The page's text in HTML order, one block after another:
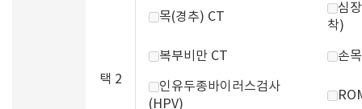
택 2
목(경추) CT
심
착)
복부비만 CT 손
인유두종바이러스검사
(HPV)